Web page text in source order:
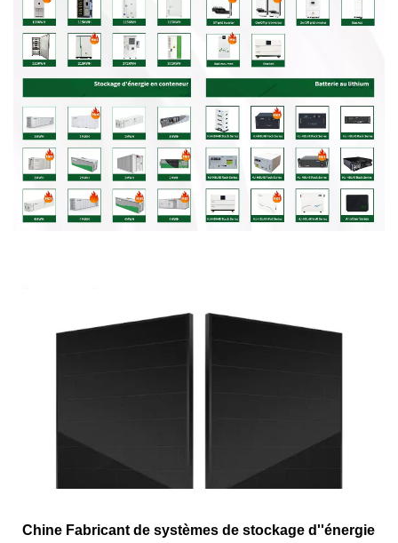
Chine Fabricant de systèmes de stockage d''énergie